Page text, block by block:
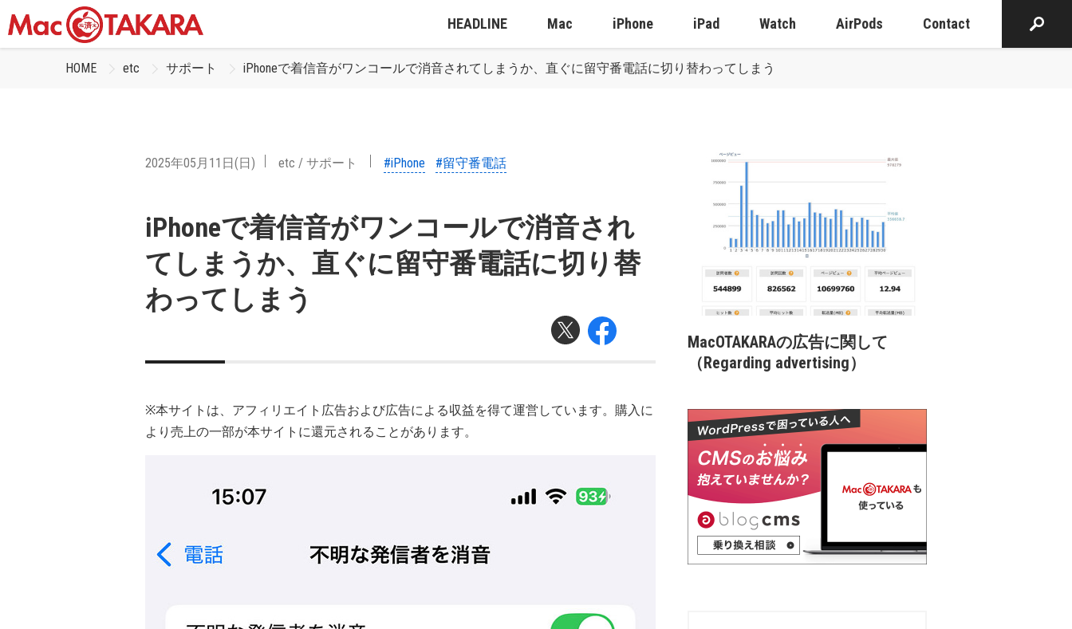
HEADLINE Mac iPhone iPad Watch AirPods Contact
HOME etc サポート iPhoneで着信音がワンコールで消音されてしまうか、直ぐに留守番電話に切り替わってしまう
2025年05月11日(日) etc / サポート #iPhone #留守番電話
iPhoneで着信音がワンコールで消音され
てしまうか、直ぐに留守番電話に切り替
わってしまう
※本サイトは、アフィリエイト広告および広告による収益を得て運営しています。購入に
より売上の一部が本サイトに還元されることがあります。
MacOTAKARAの広告に関して
（Regarding advertising）